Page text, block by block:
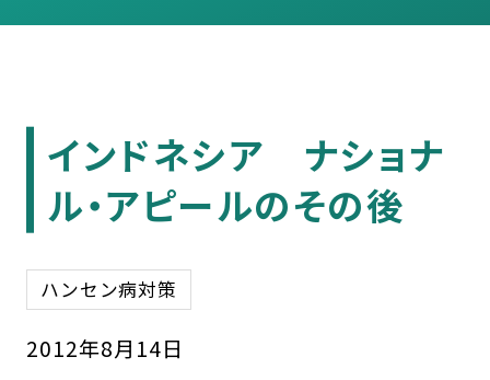
インドネシア ナショナ
ル・アピールのその後
ハンセン病対策
2012年8月 14日